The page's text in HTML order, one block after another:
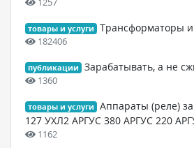
товары и услуги Трансформаторы
182406
публикации Зарабатывать, а не
1360
товары и услуги
Аппараты (реле)
127 УХЛ2 АРГУС 380 АРГУС 220
1162